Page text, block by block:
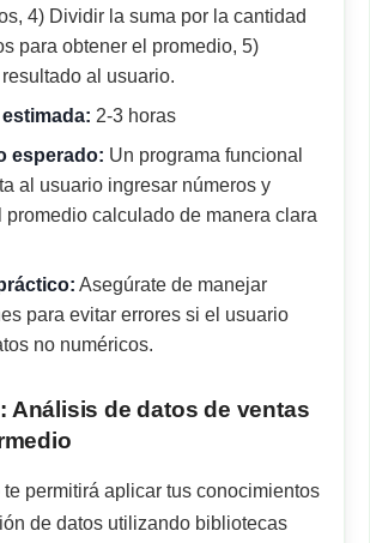
4) Dividir la suma por la cantidad
para obtener el promedio, 5)
al usuario.
2-3 horas
esperado: Un programa funcional
al usuario ingresar números y
promedio calculado de manera clara
Asegúrate de manejar
para evitar errores si el usuario
no numéricos.
Análisis de datos de ventas
te permitirá aplicar tus conocimientos
de datos utilizando bibliotecas